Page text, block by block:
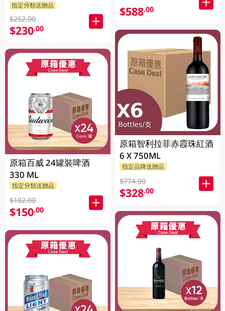
指定分類送贈品
$252.00
$230.00
原箱百威 24罐裝啤酒
330 ML
指定分類送贈品
$182.00
$150.00
$588.00
原箱智利拉菲赤霞珠紅酒
6 X 750ML
指定品牌送贈品
$774.00
$328.00